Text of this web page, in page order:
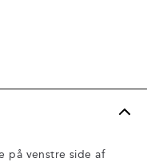
på venstre side af